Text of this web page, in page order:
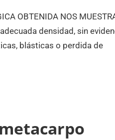
OBTENIDA NOS
densidad, sin
blásticas o perdida de